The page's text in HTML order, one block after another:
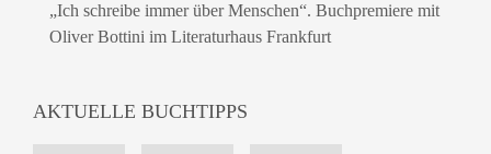
„Ich schreibe immer über Menschen“. Buchpremiere mit
Oliver Bottini im Literaturhaus Frankfurt
AKTUELLE BUCHTIPPS